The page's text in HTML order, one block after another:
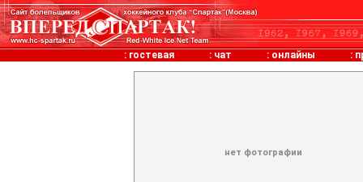
: гостевая : чат : онлайны :
нет фотографии